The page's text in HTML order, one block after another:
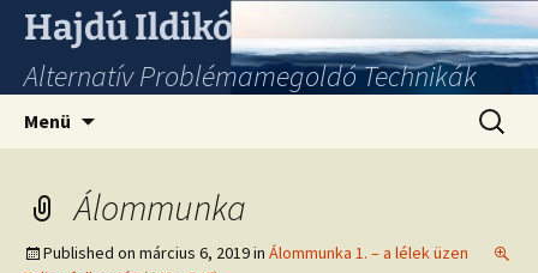
Hajdú Ildikó
Alternatív Problémamegoldó Technikák
Menü
Álommunka
Published on március 6, 2019in Álommunka 1. – a lélek üzen